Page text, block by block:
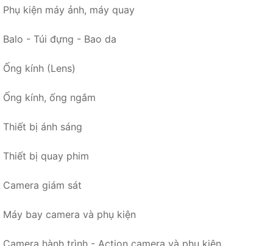
Phụ kiện máy ảnh, máy quay
Balo - Túi đựng - Bao da
Ống kính (Lens)
Ống kính, ống ngắm
Thiết bị ánh sáng
Thiết bị quay phim
Camera giám sát
Máy bay camera và phụ kiện
Camera hành trình - Action camera và phụ kiện